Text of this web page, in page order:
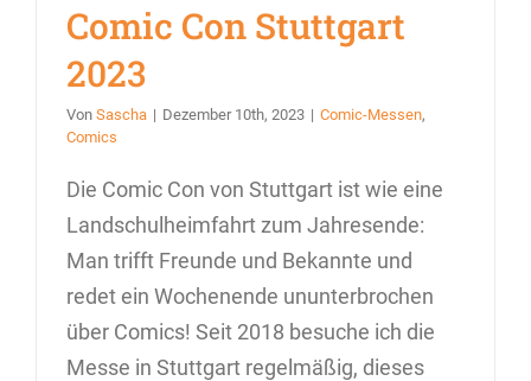
Comic Con Stuttgart
2023
Von Sascha | Dezember 10th, 2023 | Comic-Messen,
Comics
Die Comic Con von Stuttgart ist wie eine
Landschulheimfahrt zum Jahresende:
Man trifft Freunde und Bekannte und
redet ein Wochenende ununterbrochen
über Comics! Seit 2018 besuche ich die
Messe in Stuttgart regelmäßig, dieses